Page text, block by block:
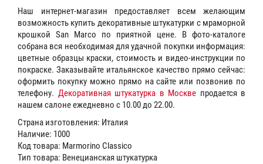
Наш интернет-магазин предоставляет всем желающим
возможность купить декоративные штукатурки с мраморной
крошкой San Marco по приятной цене. В фото-каталоге
собрана вся необходимая для удачной покупки информация:
цветные образцы краски, стоимость и видео-инструкции по
покраске. Заказывайте итальянское качество прямо сейчас:
оформить покупку можно прямо на сайте или позвонив по
телефону. Декоративная штукатурка в Москве продается в
нашем салоне ежедневно с 10.00 до 22.00.
Страна изготовления: Италия
Наличие: 1000
Код товара: Marmorino Classico
Тип товара: Венецианская штукатурка